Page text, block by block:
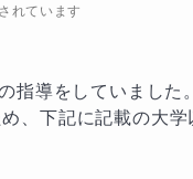
徒さんへ
ほど、「分からない
かない、授業につい
れています
指導をしていました。
、下記に記載の大